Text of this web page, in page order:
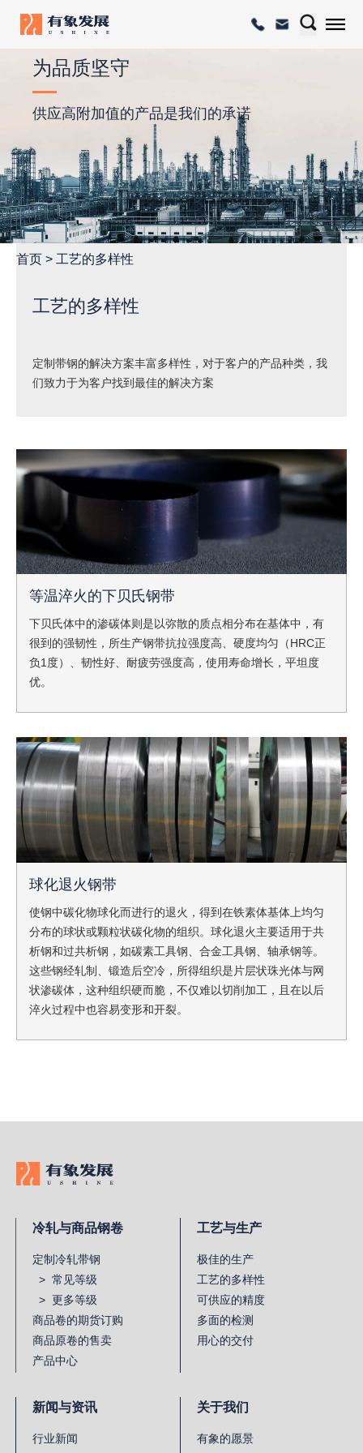
为品质坚守
供应高附加值的产品是我们的承诺
首页 > 工艺的多样性
工艺的多样性
定制带钢的解决方案丰富多样性，对于客户的产品种类，我
们致力于为客户找到最佳的解决方案
等温淬火的下贝氏钢带
下贝氏体中的渗碳体则是以弥散的质点相分布在基体中，有
很到的强韧性，所生产钢带抗拉强度高、硬度均匀（HRC正
负1度）、韧性好、耐疲劳强度高，使用寿命增长，平坦度
优。
球化退火钢带
使钢中碳化物球化而进行的退火，得到在铁素体基体上均匀
分布的球状或颗粒状碳化物的组织。球化退火主要适用于共
析钢和过共析钢，如碳素工具钢、合金工具钢、轴承钢等。
这些钢经轧制、锻造后空冷，所得组织是片层状珠光体与网
状渗碳体，这种组织硬而脆，不仅难以切削加工，且在以后
淬火过程中也容易变形和开裂。
冷轧与商品钢卷
定制冷轧带钢
> 常见等级
> 更多等级
商品卷的期货订购
商品原卷的售卖
产品中心
工艺与生产
极佳的生产
工艺的多样性
可供应的精度
多面的检测
用心的交付
新闻与资讯
行业新闻
关于我们
有象的愿景